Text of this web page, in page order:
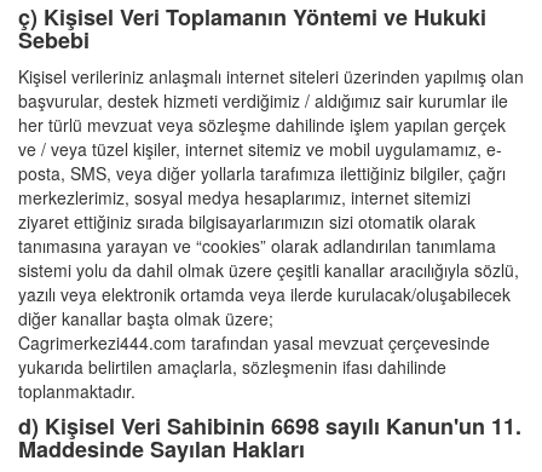
ç) Kişisel Veri Toplamanın Yöntemi ve Hukuki
Sebebi
Kişisel verileriniz anlaşmalı internet siteleri üzerinden yapılmış olan
başvurular, destek hizmeti verdiğimiz / aldığımız sair kurumlar ile
her türlü mevzuat veya sözleşme dahilinde işlem yapılan gerçek
ve / veya tüzel kişiler, internet sitemiz ve mobil uygulamamız, e-
posta, SMS, veya diğer yollarla tarafımıza ilettiğiniz bilgiler, çağrı
merkezlerimiz, sosyal medya hesaplarımız, internet sitemizi
ziyaret ettiğiniz sırada bilgisayarlarımızın sizi otomatik olarak
tanımasına yarayan ve “cookies” olarak adlandırılan tanımlama
sistemi yolu da dahil olmak üzere çeşitli kanallar aracılığıyla sözlü,
yazılı veya elektronik ortamda veya ilerde kurulacak/oluşabilecek
diğer kanallar başta olmak üzere;
Cagrimerkezi444.com tarafından yasal mevzuat çerçevesinde
yukarıda belirtilen amaçlarla, sözleşmenin ifası dahilinde
toplanmaktadır.
d) Kişisel Veri Sahibinin 6698 sayılı Kanun'un 11.
Maddesinde Sayılan Hakları